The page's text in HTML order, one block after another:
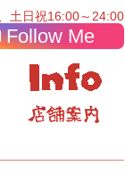
土日祝16:00～24:00
Follow Me